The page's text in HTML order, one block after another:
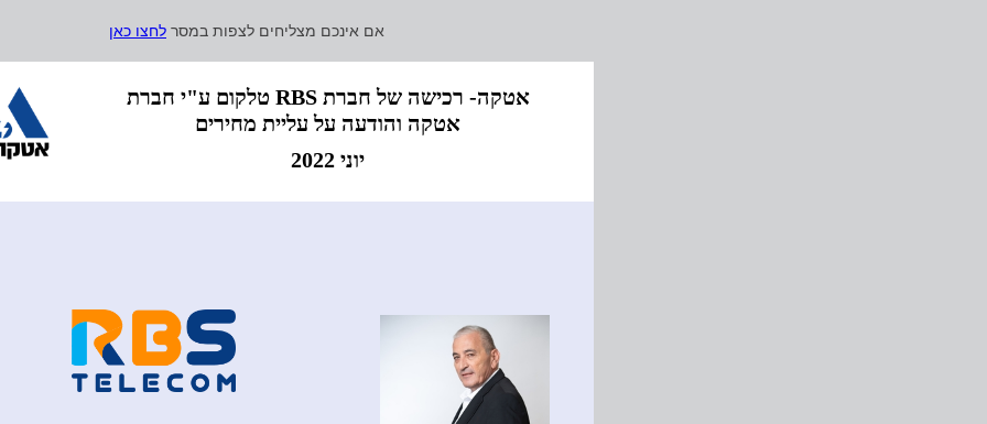
אם אינכם מצליחים לצפות במסר לחצו כאן
אטקה- רכישה של חברת RBS טלקום ע"י חברת
אטקה והודעה על עליית מחירים
יוני 2022